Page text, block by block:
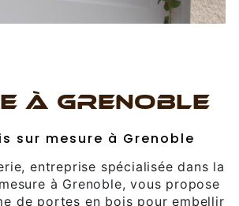
À GRENOBLE
sur mesure à Grenoble
entreprise spécialisée dans la
à Grenoble, vous propose
de portes en bois pour embellir